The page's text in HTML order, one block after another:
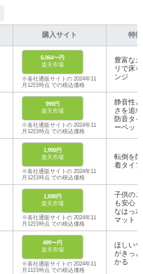
購入サイト 特徴
6,064〜円
楽天市場
※各社通販サイトの 2024年11
月12日時点 での税込価格
豊富な
リで床
ンジ
999円
楽天市場
※各社通販サイトの 2024年11
月12日時点 での税込価格
静音性
さを追
防音タ
ーペット
1,990円
楽天市場
※各社通販サイトの 2024年11
月12日時点 での税込価格
転倒を
着タイプ
1,690円
楽天市場
※各社通販サイトの 2024年11
月12日時点 での税込価格
子供の
も安心
なはっ
マット
499〜円
楽天市場
※各社通販サイトの 2024年11
月11日時点 での税込価格
ほしい
がきっ
かる